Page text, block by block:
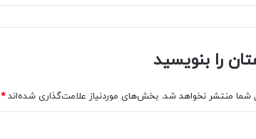
را بنویسید
شما منتشر نخواهد شد. بخش‌های موردنیاز علامت‌گذاری شده‌اند*